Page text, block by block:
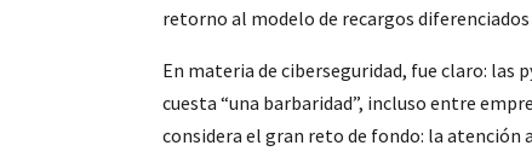
retorno al modelo de recargos
En materia de ciberseguridad, fue claro: las
cuesta “una barbaridad”, incluso entre
considera el gran reto de fondo: la atención